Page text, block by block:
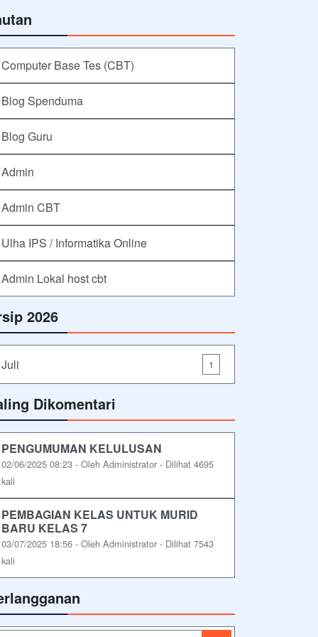
Computer Base Tes (CBT)
Blog Spenduma
Blog Guru
Admin
Admin CBT
Ulha IPS / Informatika Online
Admin Lokal host cbt
2026
Juli 1
Dikomentari
PENGUMUMAN KELULUSAN
02/06/2025 08:23 - Oleh Administrator - Dilihat 4695
kali
PEMBAGIAN KELAS UNTUK MURID
BARU KELAS 7
03/07/2025 18:56 - Oleh Administrator - Dilihat 7543
kali